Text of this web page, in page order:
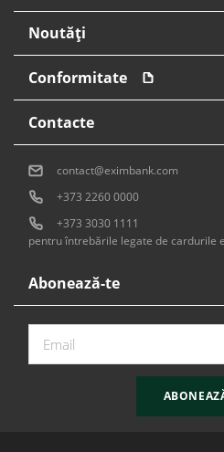
Noutăți
Conformitate
Abonează-te
Contacte
contact@eximbank.com
+373 2260 0000
+373 3030 1111
pentru întrebările legate de cardurile